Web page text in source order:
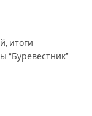
итоги
“Буревестник”